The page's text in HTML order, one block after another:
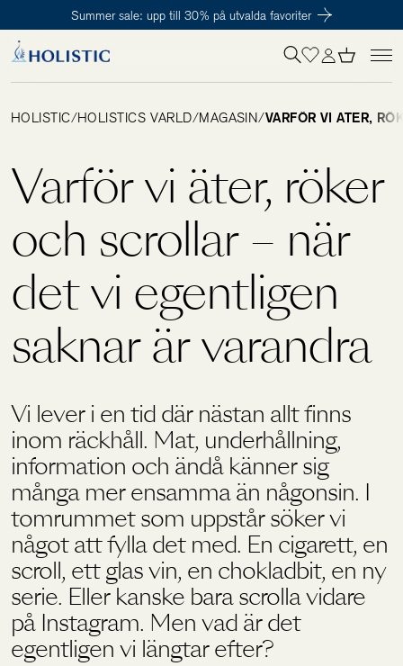
Summer sale: upp till 30% på utvalda favoriter
Digitalt behovstest
Holistics värld
Utbildning
För återförsäljare
Tillagd i varukorgen Till kassan
För att påbörja en prenumeration hos oss så behöver du vara medlem i
Holistic Club. Det är helt kostnadsfritt.
HOLISTIC/HOLISTICS VÄRLD/MAGASIN/VARFÖR VI ÄTER,
Varför vi äter, röker
och scrollar – när
det vi egentligen
saknar är varandra
Vi lever i en tid där nästan allt finns
inom räckhåll. Mat, underhållning,
information och ändå känner sig
många mer ensamma än någonsin. I
tomrummet som uppstår söker vi
något att fylla det med. En cigarett, en
scroll, ett glas vin, en chokladbit, en ny
serie. Eller kanske bara scrolla vidare
på Instagram. Men vad är det
egentligen vi längtar efter?